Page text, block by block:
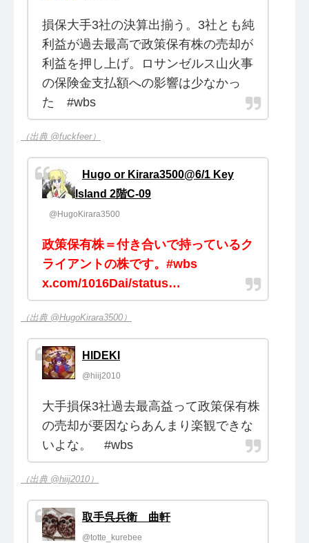
損保大手3社の決算出揃う。3社とも純
利益が過去最高で政策保有株の売却が
利益を押し上げ。ロサンゼルス山火事
の保険金支払額への影響は少なかっ
た #wbs
（出典 @fuckfeer）
Hugo or Kirara3500@6/1 Key
Island 2階C-09
@HugoKirara3500
政策保有株＝付き合いで持っているク
ライアントの株です。#wbs
x.com/1016Dai/status…
（出典 @HugoKirara3500）
HIDEKI
@hiij2010
大手損保3社過去最高益って政策保有株
の売却が要因ならあんまり楽観できな
いよな。 #wbs
（出典 @hiij2010）
取手呉兵衛 曲軒
@totte_kurebee